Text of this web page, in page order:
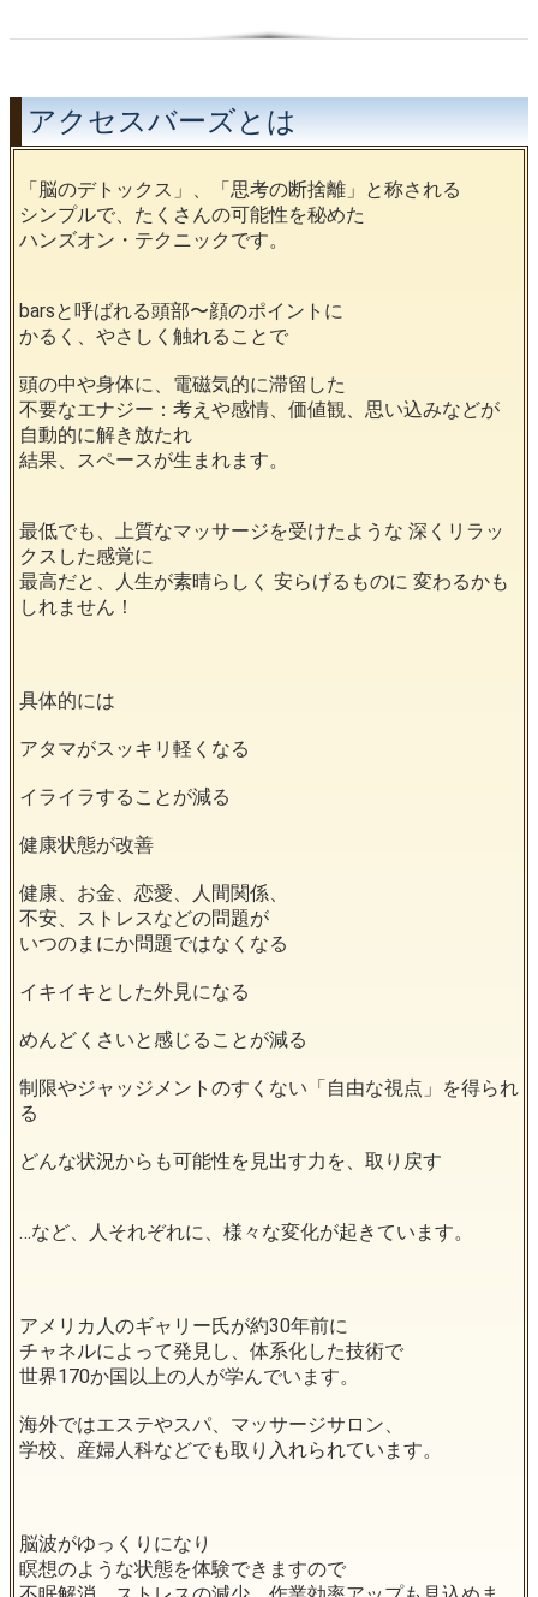
アクセスバーズとは
「脳のデトックス」、「思考の断捨離」と称される
シンプルで、たくさんの可能性を秘めた
ハンズオン・テクニックです。
barsと呼ばれる頭部〜顔のポイントに
かるく、やさしく触れることで
頭の中や身体に、電磁気的に滞留した
不要なエナジー：考えや感情、価値観、思い込みなどが
自動的に解き放たれ
結果、スペースが生まれます。
最低でも、上質なマッサージを受けたような 深くリラッ
クスした感覚に
最高だと、人生が素晴らしく 安らげるものに 変わるかも
しれません！
具体的には
アタマがスッキリ軽くなる
イライラすることが減る
健康状態が改善
健康、お金、恋愛、人間関係、
不安、ストレスなどの問題が
いつのまにか問題ではなくなる
イキイキとした外見になる
めんどくさいと感じることが減る
制限やジャッジメントのすくない「自由な視点」を得られ
る
どんな状況からも可能性を見出す力を、取り戻す
…など、人それぞれに、様々な変化が起きています。
アメリカ人のギャリー氏が約30年前に
チャネルによって発見し、体系化した技術で
世界170か国以上の人が学んでいます。
海外ではエステやスパ、マッサージサロン、
学校、産婦人科などでも取り入れられています。
脳波がゆっくりになり
瞑想のような状態を体験できますので